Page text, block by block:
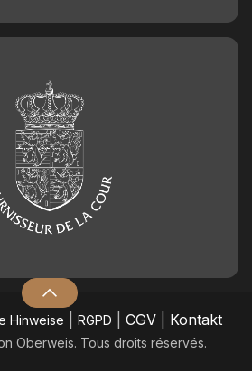
Hinweise RGPD CGV| Kontakt
Oberweis. Tous droits réservés.